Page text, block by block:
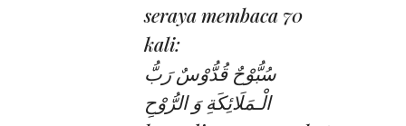
seraya membaca 70
kali:
سُبُّوْحٌ قُدُّوْسٌ رَبُّ
الْـمَلَائِكَةِ وَ الرُّوْحِ